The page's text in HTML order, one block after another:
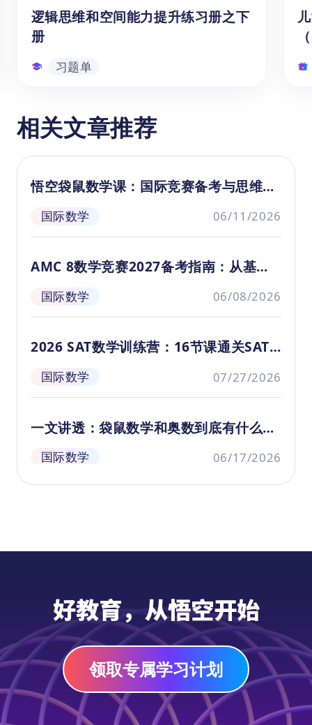
一个6×6的网格中填入数字1到6，使得每一
行、每一列以及两个3×3的小宫格内的数字都
不重复。这要求玩家运用逻辑推理，逐步填充
网格中的空白位置，直到所有位置都被正确填
制定计划、逐步实施并检查结果，这有助于培
养良好的学习习惯。同时，随着学生解决数独
逻辑思维和空间能力提升练习册之下
册
习题单
逻辑思维和空间能力提升练习册之
下册
通过《逻辑思维和空间能力提升练习册
学习资源,可以帮助6-15岁的儿童和学生
在学习数学时,提升逻辑思维、数学推理
和问题分析解决等能力。该资源针对不
同年级设计了一系列有趣的数学应用题
和逻辑推理练习,内容丰富,操作性强,是家
长和老师很好的教辅补充材料。
习题单
相关文章推荐
悟空袋鼠数学课：国际竞赛备考与思维培
国际数学 06/11/2026
AMC 8数学竞赛2027备考指南：从基础
到斩获全球顶尖荣誉
国际数学 06/08/2026
2026 SAT数学训练营：16节课通关SAT
全部考点
国际数学 07/27/2026
一文讲透：袋鼠数学和奥数到底有什么区
别？别再盲目给娃报竞赛！
国际数学 06/17/2026
好教育，从悟空开始
领取专属学习计划